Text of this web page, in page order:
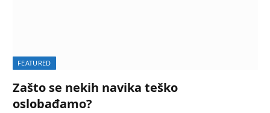
FEATURED
Zašto se nekih navika teško
oslobađamo?